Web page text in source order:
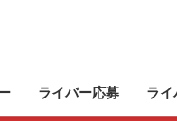
ライバー応募 ライ